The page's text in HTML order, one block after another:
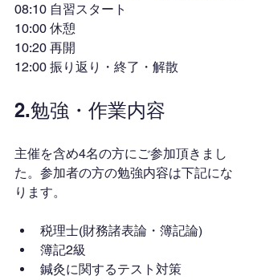
08:10 自習スタート
10:00 休憩
10:20 再開
12:00 振り返り・終了・解散
2.勉強・作業内容
主催を含め4名の方にご参加頂きまし
た。参加者の方の勉強内容は下記にな
ります。
税理士(財務諸表論・簿記論)
簿記2級
鍼灸に関するテスト対策